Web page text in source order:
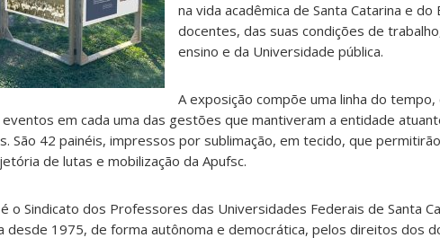
na vida acadêmica de Santa Catarina e
docentes, das suas condições de
ensino e da Universidade pública.
A exposição compõe uma linha do
em cada uma das gestões que mantiveram a entidade
São 42 painéis, impressos por sublimação, em tecido, que
de lutas e mobilização da Apufsc.
o Sindicato dos Professores das Universidades Federais de Santa
desde 1975, de forma autônoma e democrática, pelos direitos dos